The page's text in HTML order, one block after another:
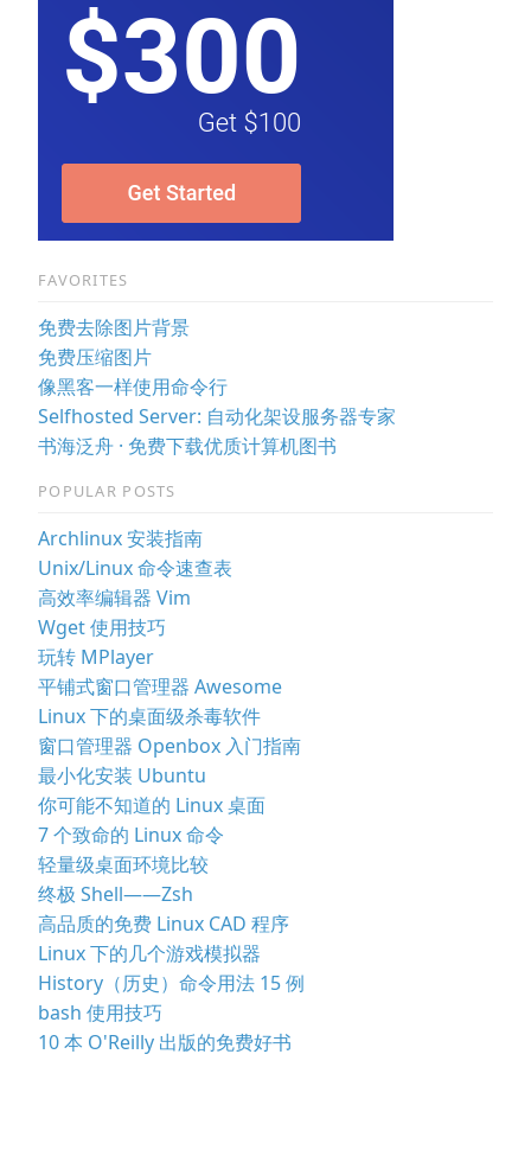
FAVORITES
免费去除图片背景
免费压缩图片
像黑客一样使用命令行
Selfhosted Server: 自动化架设服务器专家
书海泛舟 · 免费下载优质计算机图书
POPULAR POSTS
Archlinux 安装指南
Unix/Linux 命令速查表
高效率编辑器 Vim
Wget 使用技巧
玩转 MPlayer
平铺式窗口管理器 Awesome
Linux 下的桌面级杀毒软件
窗口管理器 Openbox 入门指南
最小化安装 Ubuntu
你可能不知道的 Linux 桌面
7 个致命的 Linux 命令
轻量级桌面环境比较
终极 Shell——Zsh
高品质的免费 Linux CAD 程序
Linux 下的几个游戏模拟器
History（历史）命令用法 15 例
bash 使用技巧
10 本 O'Reilly 出版的免费好书